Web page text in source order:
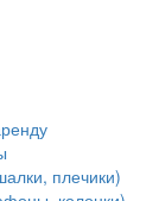
плечики)